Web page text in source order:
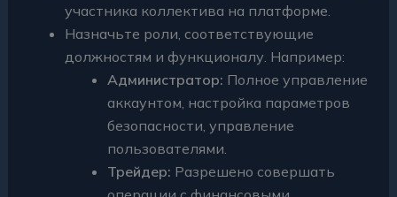
участника коллектива на платформе.
Назначьте роли, соответствующие
должностям и функционалу. Например:
Администратор: Полное управление
аккаунтом, настройка параметров
безопасности, управление
пользователями.
Трейдер: Разрешено совершать